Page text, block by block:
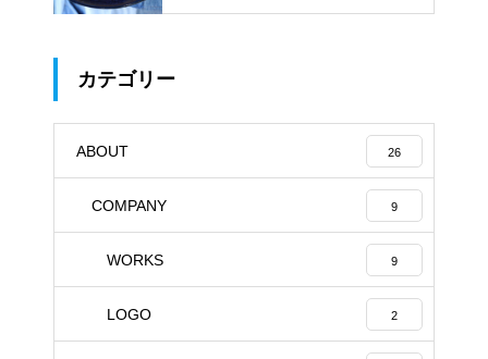
カテゴリー
ABOUT 26
COMPANY 9
WORKS 9
LOGO 2